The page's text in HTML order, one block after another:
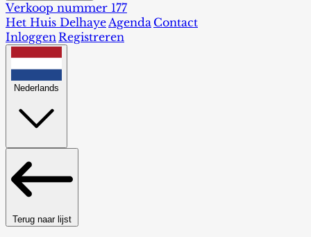
Verkoop nummer 177
Het Huis DelhayeAgenda Contact
InloggenRegistreren
Nederlands
Terug naar lijst